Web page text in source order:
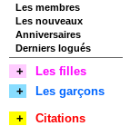
Les membres
Les nouveaux
Anniversaires
Derniers logués
+
Les filles
+
Les garçons
+
Citations